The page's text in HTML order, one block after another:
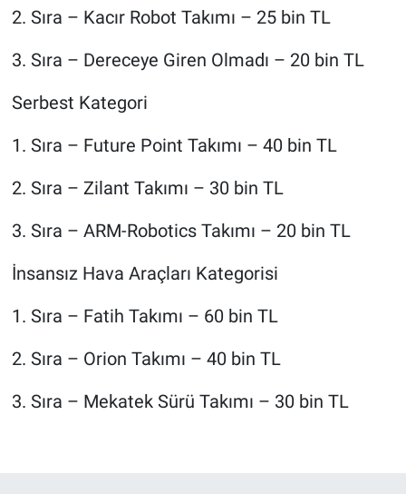
2. Sıra – Kacır Robot Takımı – 25 bin TL
3. Sıra – Dereceye Giren Olmadı – 20 bin TL
Serbest Kategori
1. Sıra – Future Point Takımı – 40 bin TL
2. Sıra – Zilant Takımı – 30 bin TL
3. Sıra – ARM-Robotics Takımı – 20 bin TL
İnsansız Hava Araçları Kategorisi
1. Sıra – Fatih Takımı – 60 bin TL
2. Sıra – Orion Takımı – 40 bin TL
3. Sıra – Mekatek Sürü Takımı – 30 bin TL